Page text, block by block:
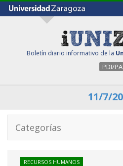
Boletín diario informativo de la
PDI/
11/7/
Categorías
RECURSOS HUMANOS